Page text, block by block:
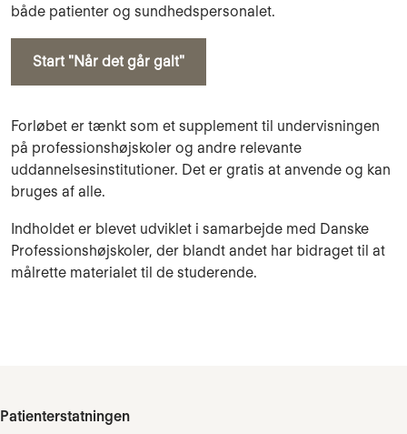
både patienter og sundhedspersonalet.
Start "Når det går galt"
Forløbet er tænkt som et supplement til undervisningen
på professionshøjskoler og andre relevante
uddannelsesinstitutioner. Det er gratis at anvende og kan
bruges af alle.
Indholdet er blevet udviklet i samarbejde med Danske
Professionshøjskoler, der blandt andet har bidraget til at
målrette materialet til de studerende.
Patienterstatningen